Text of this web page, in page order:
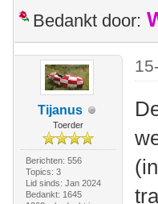
Bedankt door:
Tijanus
Toerder
Berichten: 556
Topics: 3
Lid sinds: Jan 2024
Bedankt: 1645